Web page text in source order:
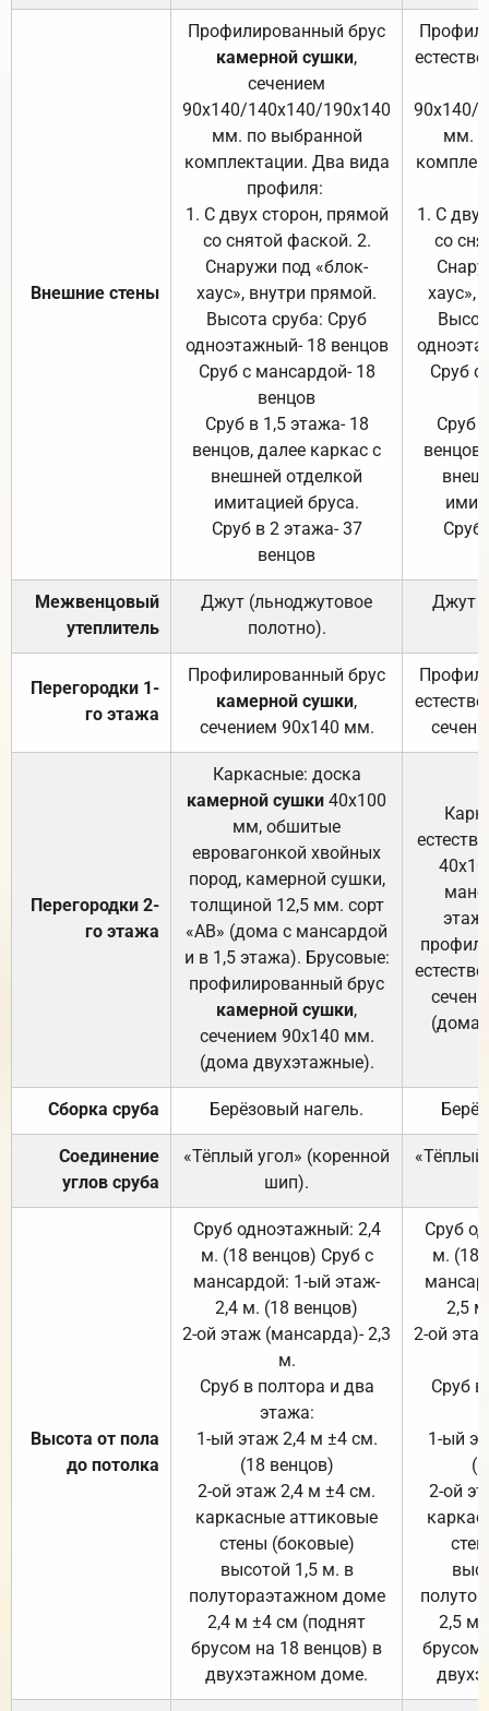
Внешние стены
Профилированный брус
камерной сушки,
сечением
90х140/140х140/190х140
мм. по выбранной
комплектации. Два вида
профиля:
1. С двух сторон, прямой
со снятой фаской. 2.
Снаружи под «блок-
хаус», внутри прямой.
Высота сруба: Сруб
одноэтажный- 18 венцов
Сруб с мансардой- 18
венцов
Сруб в 1,5 этажа- 18
венцов, далее каркас с
внешней отделкой
имитацией бруса.
Сруб в 2 этажа- 37
венцов
90х140/
мм.
1. С
со
хаус»,
Сруб с
Сруб
Сруб
Межвенцовый
утеплитель
Джут (льноджутовое
полотно).
Джут
Перегородки 1-
го этажа
Профилированный брус
камерной сушки,
сечением 90х140 мм.
Перегородки 2-
го этажа
Каркасные: доска
камерной сушки 40х100
мм, обшитые
евровагонкой хвойных
пород, камерной сушки,
толщиной 12,5 мм. сорт
«АВ» (дома с мансардой
и в 1,5 этажа). Брусовые:
профилированный брус
камерной сушки,
сечением 90х140 мм.
(дома двухэтажные).
(дома
Сборка сруба Берёзовый нагель.
Соединение
углов сруба
«Тёплый угол» (коренной
шип).
«Тёплый
Высота от пола
до потолка
Сруб одноэтажный: 2,4
м. (18 венцов) Сруб с
мансардой: 1-ый этаж-
2,4 м. (18 венцов)
2-ой этаж (мансарда)- 2,3
м.
Сруб в полтора и два
этажа:
1-ый этаж 2,4 м ±4 см.
(18 венцов)
2-ой этаж 2,4 м ±4 см.
каркасные аттиковые
стены (боковые)
высотой 1,5 м. в
полутораэтажном доме
2,4 м ±4 см (поднят
брусом на 18 венцов) в
двухэтажном доме.
Сруб
м. (18
2,5
2-ой
Сруб
1-ый
2-ой
2,5 м
брусом